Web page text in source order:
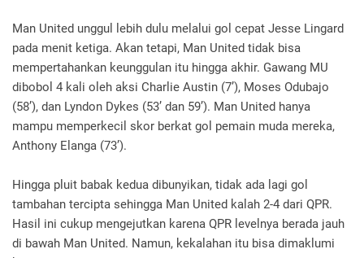
Man United unggul lebih dulu melalui gol cepat Jesse Lingard
pada menit ketiga. Akan tetapi, Man United tidak bisa
mempertahankan keunggulan itu hingga akhir. Gawang MU
dibobol 4 kali oleh aksi Charlie Austin (7’), Moses Odubajo
(58’), dan Lyndon Dykes (53’ dan 59’). Man United hanya
mampu memperkecil skor berkat gol pemain muda mereka,
Anthony Elanga (73’).
Hingga pluit babak kedua dibunyikan, tidak ada lagi gol
tambahan tercipta sehingga Man United kalah 2-4 dari QPR.
Hasil ini cukup mengejutkan karena QPR levelnya berada jauh
di bawah Man United. Namun, kekalahan itu bisa dimaklumi